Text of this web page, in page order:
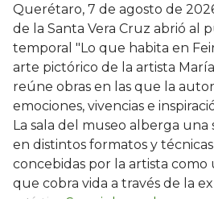
Querétaro, 7 de agosto de
de la Santa Vera Cruz abrió al
temporal "Lo que habita en
arte pictórico de la artista
reúne obras en las que la
emociones, vivencias e
La sala del museo alberga una
en distintos formatos y
concebidas por la artista como
que cobra vida a través de la